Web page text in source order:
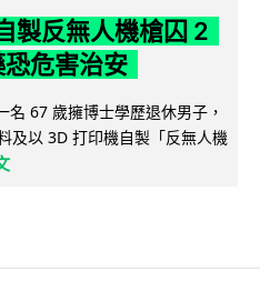
製反無人機槍囚 2
危害治安
名 67 歲擁博士學歷退休男子，
及以 3D 打印機自製「反無人機